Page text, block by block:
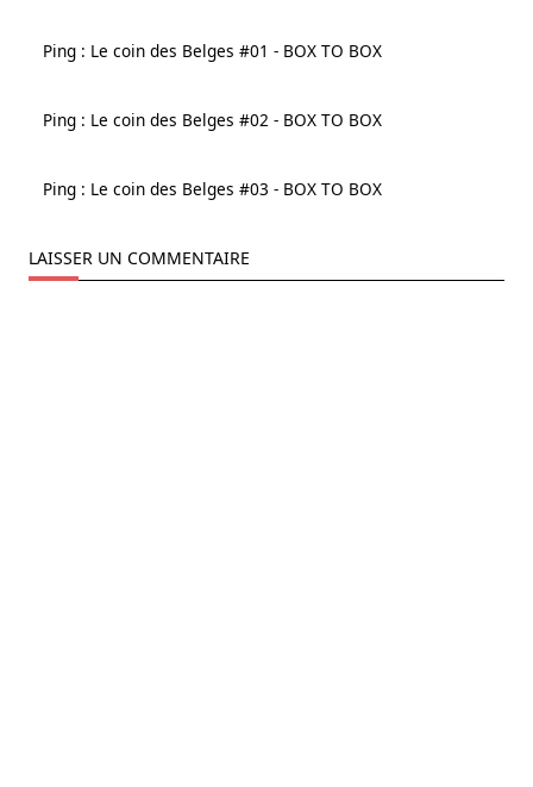
Ping : Le coin des Belges #01 - BOX TO BOX
Ping : Le coin des Belges #02 - BOX TO BOX
Ping : Le coin des Belges #03 - BOX TO BOX
LAISSER UN COMMENTAIRE